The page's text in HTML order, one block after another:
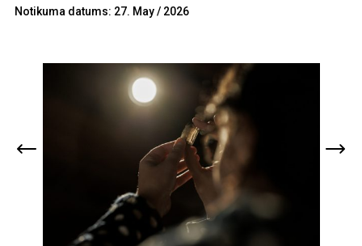
Notikuma datums: 27. May / 2026